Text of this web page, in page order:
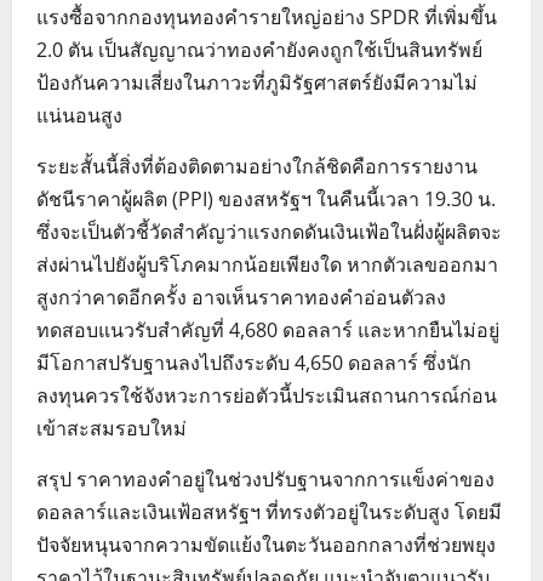
แรงซื้อจากกองทุนทองคำรายใหญ่อย่าง SPDR ที่เพิ่มขึ้น
2.0 ตัน เป็นสัญญาณว่าทองคำยังคงถูกใช้เป็นสินทรัพย์
ป้องกันความเสี่ยงในภาวะที่ภูมิรัฐศาสตร์ยังมีความไม่
แน่นอนสูง
ระยะสั้นนี้สิ่งที่ต้องติดตามอย่างใกล้ชิดคือการรายงาน
ดัชนีราคาผู้ผลิต (PPI) ของสหรัฐฯ ในคืนนี้เวลา 19.30 น.
ซึ่งจะเป็นตัวชี้วัดสำคัญว่าแรงกดดันเงินเฟ้อในฝั่งผู้ผลิตจะ
ส่งผ่านไปยังผู้บริโภคมากน้อยเพียงใด หากตัวเลขออกมา
สูงกว่าคาดอีกครั้ง อาจเห็นราคาทองคำอ่อนตัวลง
ทดสอบแนวรับสำคัญที่ 4,680 ดอลลาร์ และหากยืนไม่อยู่
มีโอกาสปรับฐานลงไปถึงระดับ 4,650 ดอลลาร์ ซึ่งนัก
ลงทุนควรใช้จังหวะการย่อตัวนี้ประเมินสถานการณ์ก่อน
เข้าสะสมรอบใหม่
สรุป ราคาทองคำอยู่ในช่วงปรับฐานจากการแข็งค่าของ
ดอลลาร์และเงินเฟ้อสหรัฐฯ ที่ทรงตัวอยู่ในระดับสูง โดยมี
ปัจจัยหนุนจากความขัดแย้งในตะวันออกกลางที่ช่วยพยุง